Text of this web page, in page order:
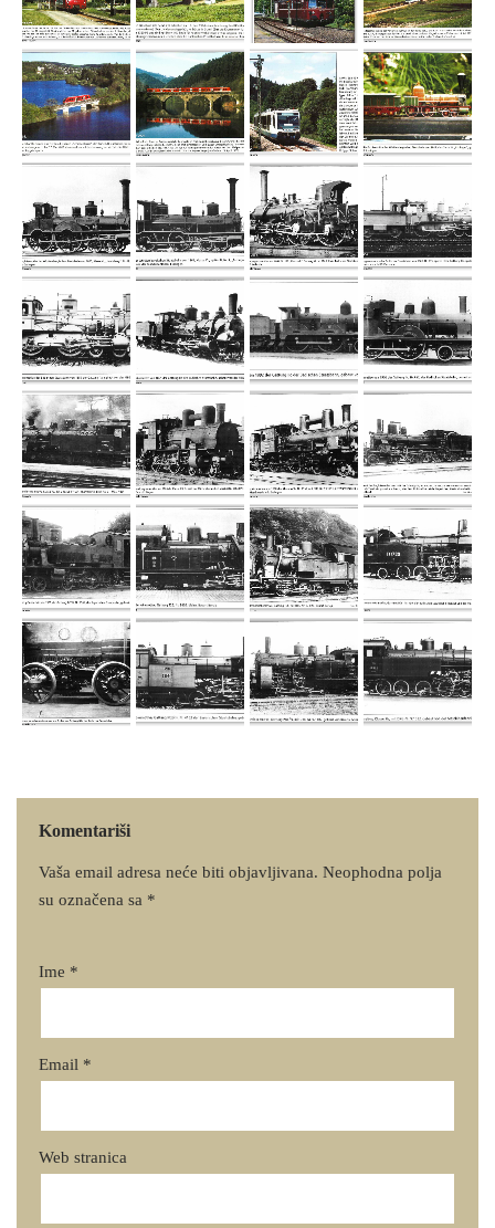
Komentariši
Vaša email adresa neće biti objavljivana. Neophodna polja
su označena sa *
Ime *
Email *
Web stranica